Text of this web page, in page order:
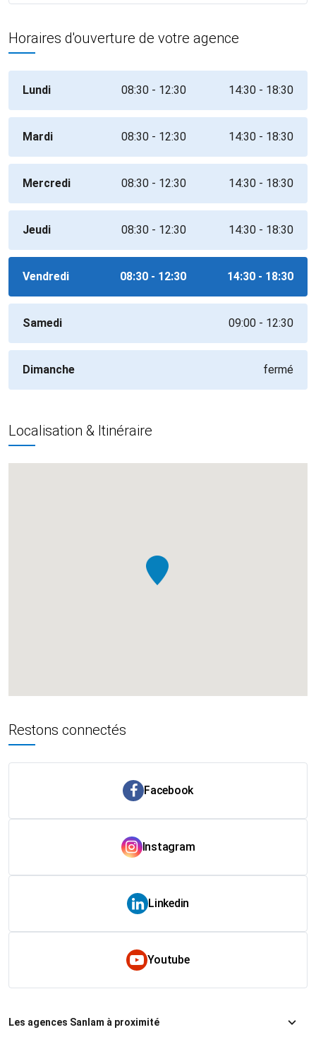
Horaires d'ouverture de votre agence
Lundi 08:30 - 12:30 14:30 - 18:30
Mardi 08:30 - 12:30 14:30 - 18:30
Mercredi 08:30 - 12:30 14:30 - 18:30
Jeudi 08:30 - 12:30 14:30 - 18:30
Vendredi 08:30 - 12:30 14:30 - 18:30
Samedi 09:00 - 12:30
Dimanche fermé
Localisation & Itinéraire
Restons connectés
Facebook
Instagram
Linkedin
Youtube
Les agences Sanlam à proximité